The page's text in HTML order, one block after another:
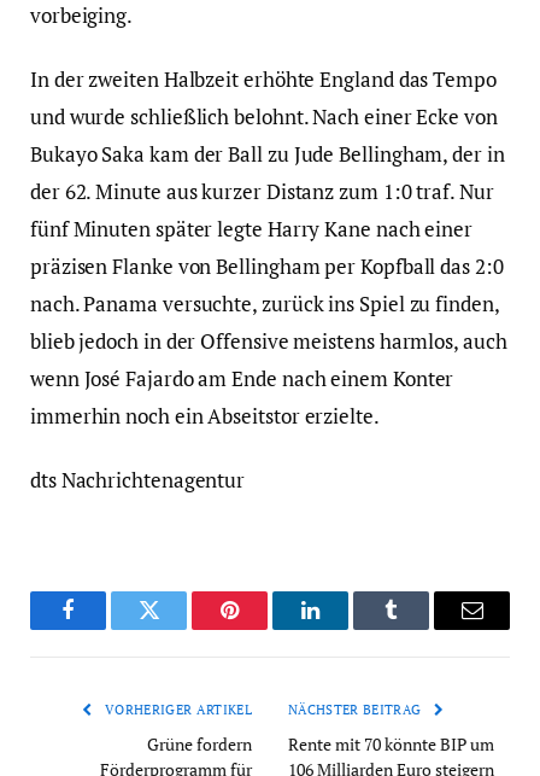
vorbeiging.
In der zweiten Halbzeit erhöhte England das Tempo
und wurde schließlich belohnt. Nach einer Ecke von
Bukayo Saka kam der Ball zu Jude Bellingham, der in
der 62. Minute aus kurzer Distanz zum 1:0 traf. Nur
fünf Minuten später legte Harry Kane nach einer
präzisen Flanke von Bellingham per Kopfball das 2:0
nach. Panama versuchte, zurück ins Spiel zu finden,
blieb jedoch in der Offensive meistens harmlos, auch
wenn José Fajardo am Ende nach einem Konter
immerhin noch ein Abseitstor erzielte.
dts Nachrichtenagentur
FacebookTwitter Pinterest LinkedInTumblr Email
VORHERIGER ARTIKEL
Grüne fordern
Förderprogramm für
NÄCHSTER BEITRAG
Rente mit 70 könnte BIP um
106 Milliarden Euro steigern